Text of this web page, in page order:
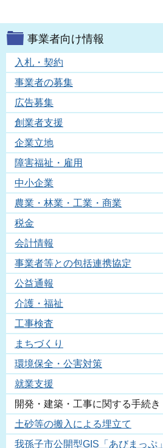
事業者向け情報
入札・契約
事業者の募集
広告募集
創業者支援
企業立地
障害福祉・雇用
中小企業
農業・林業・工業・商業
税金
会計情報
事業者等との包括連携協定
公益通報
介護・福祉
工事検査
まちづくり
環境保全・公害対策
就業支援
開発・建築・工事に関する手続き
土砂等の搬入による埋立て
我孫子市公開型GIS「あびまっぷ」